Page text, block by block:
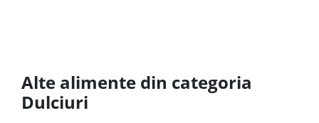
Alte alimente din categoria
Dulciuri